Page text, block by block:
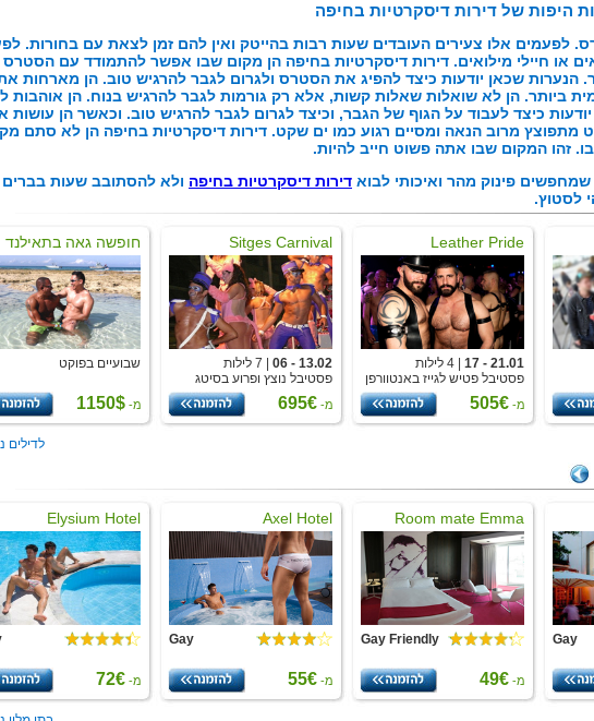
היפות של דירות דיסקרטיות בחיפה
לפעמים אלו צעירים העובדים שעות רבות בהייטק ואין להם זמן לצאת עם בחורות.
או חיילי מילואים. דירות דיסקרטיות בחיפה הן מקום שבו אפשר להתמודד עם הסטרס
הנערות שכאן יודעות כיצד להפיג את הסטרס ולגרום לגבר להרגיש טוב. הן מארחות
ביותר. הן לא שואלות שאלות קשות, אלא רק גורמות לגבר להרגיש בנוח. הן אוהבות
יודעות כיצד לעבוד על הגוף של הגבר, וכיצד לגרום לגבר להרגיש טוב. וכאשר הן עושות
מתפוצץ מרוב הנאה ומסיים רגוע כמו ים שקט. דירות דיסקרטיות בחיפה הן לא סתם
זהו המקום שבו אתה פשוט חייב להיות.
פינוק מהר ואיכותי לבוא דירות דיסקרטיות בחיפה ולא להסתובב שעות בברים
לסטוץ.
Leather Pride
21.01 - 17
| 4 לילות
פסטיבל פטיש לגייז באנטוורפן
מ- 505€
Sitges Carnival
13.02 - 06
פסטיבל נוצץ ופרוע בסיטג
מ- 695€
חופשה גאה בתאילנד
שבועיים בפוקט
מ- 1150$
לדילים
Gay
Room mate Emma
Gay Friendly
מ- 49€
Axel Hotel
Gay
מ- 55€
Elysium Hotel
מ- 72€